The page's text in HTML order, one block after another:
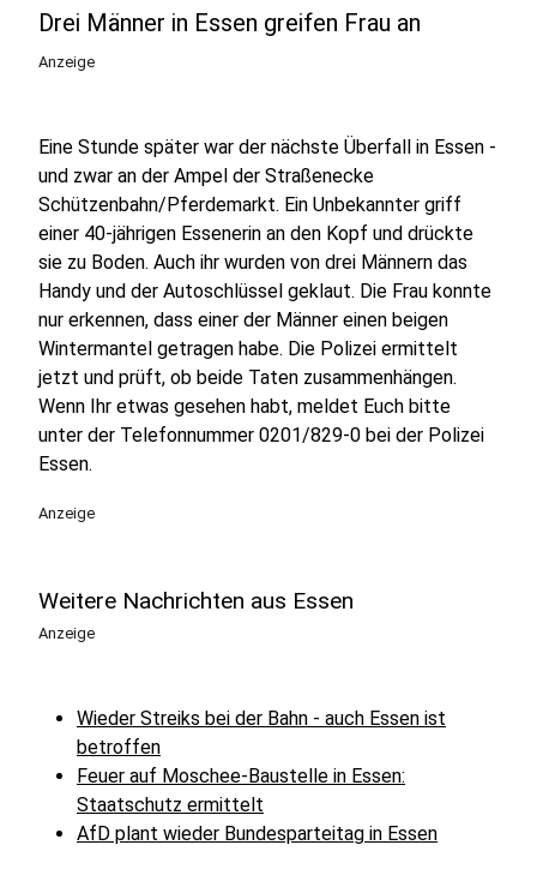
Drei Männer in Essen greifen Frau an
Anzeige
Eine Stunde später war der nächste Überfall in Essen -
und zwar an der Ampel der Straßenecke
Schützenbahn/Pferdemarkt. Ein Unbekannter griff
einer 40-jährigen Essenerin an den Kopf und drückte
sie zu Boden. Auch ihr wurden von drei Männern das
Handy und der Autoschlüssel geklaut. Die Frau konnte
nur erkennen, dass einer der Männer einen beigen
Wintermantel getragen habe. Die Polizei ermittelt
jetzt und prüft, ob beide Taten zusammenhängen.
Wenn Ihr etwas gesehen habt, meldet Euch bitte
unter der Telefonnummer 0201/829-0 bei der Polizei
Essen.
Anzeige
Weitere Nachrichten aus Essen
Anzeige
Wieder Streiks bei der Bahn - auch Essen ist
betroffen
Feuer auf Moschee-Baustelle in Essen:
Staatschutz ermittelt
AfD plant wieder Bundesparteitag in Essen